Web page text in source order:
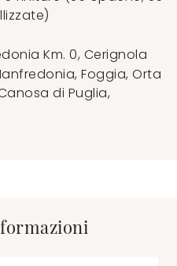
Km. 0, Cerignola
Foggia, Orta
di Puglia,